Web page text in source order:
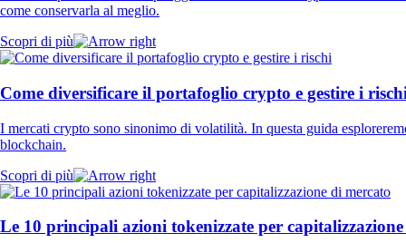
come conservarla al meglio.
Scopri di più
Come diversificare il portafoglio crypto e gestire i
I mercati crypto sono sinonimo di volatilità. In questa guida
blockchain.
Scopri di più
Le 10 principali azioni tokenizzate per